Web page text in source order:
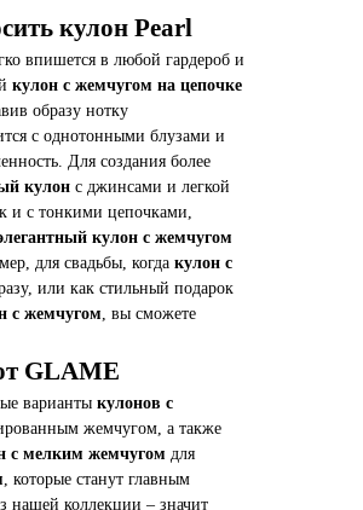
кулон Pearl
впишется в любой гардероб и
кулон с жемчугом на цепочке
образу нотку
с однотонными блузами и
Для создания более
кулон с джинсами и легкой
и с тонкими цепочками,
кулон с жемчугом
для свадьбы, когда кулон с
или как стильный подарок
с жемчугом, вы сможете
GLAME
варианты кулонов с
жемчугом, а также
с мелким жемчугом для
, которые станут главным
нашей коллекции – значит